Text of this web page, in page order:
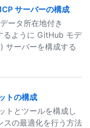
サーバーの構成
ータ所在地付き
ように GitHub モデ
サーバーを構成する
トの構成
トとツールを構成し
スの最適化を行う方法